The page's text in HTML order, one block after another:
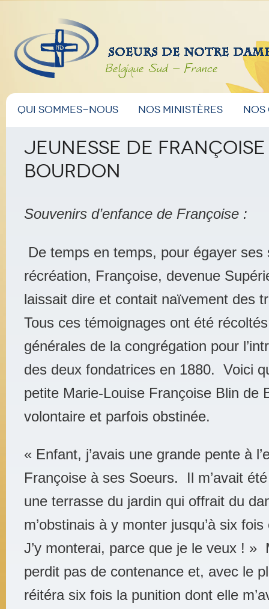
Belgique Sud – France
Menu
principal
Aller
contenu
Aller
contenu
Qui sommes-nous Nos ministères
Jeunesse de
Bourdon
Souvenirs d’enfance de Françoise :
De temps en temps, pour égayer
récréation, Françoise, devenue
laissait dire et contait naïvement des
Tous ces témoignages ont été
générales de la congrégation pour
des deux fondatrices en 1880. Voici
petite Marie-Louise Françoise Blin de
volontaire et parfois obstinée.
« Enfant, j’avais une grande pente à
Françoise à ses Soeurs. Il m’avait
une terrasse du jardin qui offrait du
m’obstinais à y monter jusqu’à six
J’y monterai, parce que je le veux ! »
perdit pas de contenance et, avec le
réitéra six fois la punition dont elle